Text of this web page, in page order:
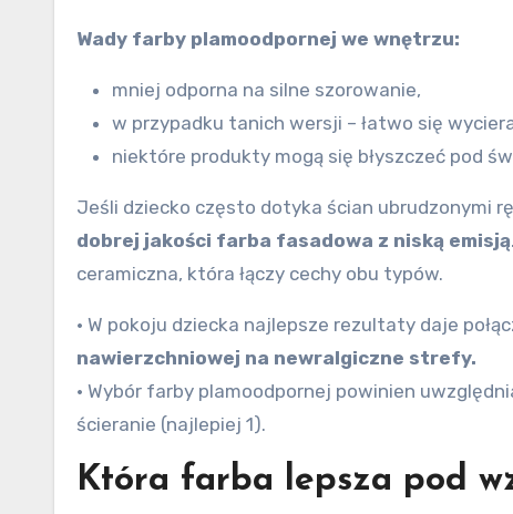
Wady farby plamoodpornej we wnętrzu:
mniej odporna na silne szorowanie,
w przypadku tanich wersji – łatwo się
niektóre produkty mogą się błyszczeć pod
Jeśli dziecko często dotyka ścian ubrudzonymi
dobrej jakości farba fasadowa z niską emisją
ceramiczna, która łączy cechy obu typów.
• W pokoju dziecka najlepsze rezultaty daje
nawierzchniowej na newralgiczne strefy.
• Wybór farby plamoodpornej powinien
ścieranie (najlepiej 1).
Która farba lepsza pod